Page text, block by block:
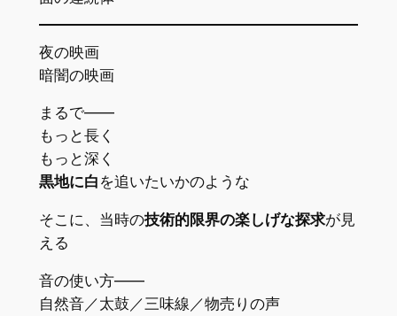
夜の映画
暗闇の映画
まるで――
もっと長く
もっと深く
黒地に白 を追いたいかのような
そこに、当時の技術的限界の楽しげな探求が見
える
音の使い方――
自然音／太鼓／三味線／物売りの声